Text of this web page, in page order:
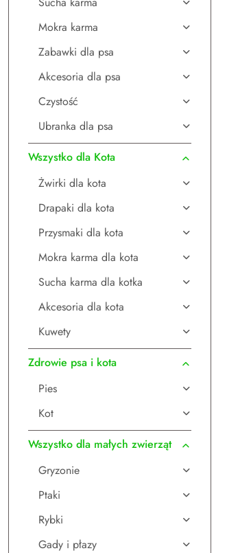
Mokra karma
Zabawki dla psa
Akcesoria dla psa
Czystość
Ubranka dla psa
Wszystko dla Kota
Żwirki dla kota
Drapaki dla kota
Przysmaki dla kota
Mokra karma dla kota
Sucha karma dla kotka
Akcesoria dla kota
Kuwety
Zdrowie psa i kota
Pies
Kot
Wszystko dla małych zwierząt
Gryzonie
Ptaki
Rybki
Gady i płazy